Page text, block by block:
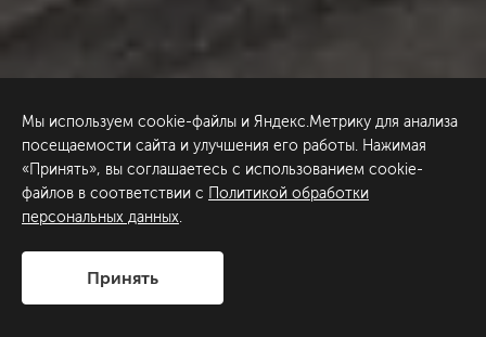
Мы используем cookie-файлы и Яндекс.Метрику для анализа
посещаемости сайта и улучшения его работы. Нажимая
«Принять», вы соглашаетесь с использованием cookie-
файлов в соответствии с Политикой обработки
персональных данных.
Принять